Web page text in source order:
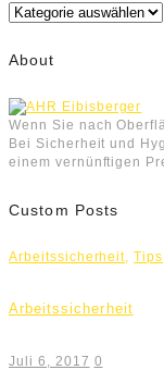
Kategorien
About
Wenn Sie nach
Bei Sicherheit und
einem vernünftigen
Custom Posts
Arbeitssicherheit,Tips
Arbeitssicherheit
Juli 6, 2017 0